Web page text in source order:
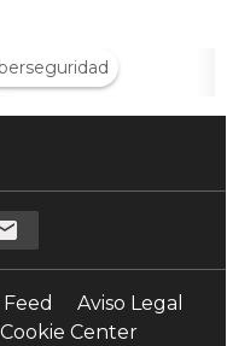
nube híbrida
Feed
Aviso Legal
Cookie Center